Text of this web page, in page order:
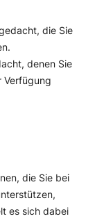
die Sie
denen Sie
Verfügung
die Sie bei
es sich dabei